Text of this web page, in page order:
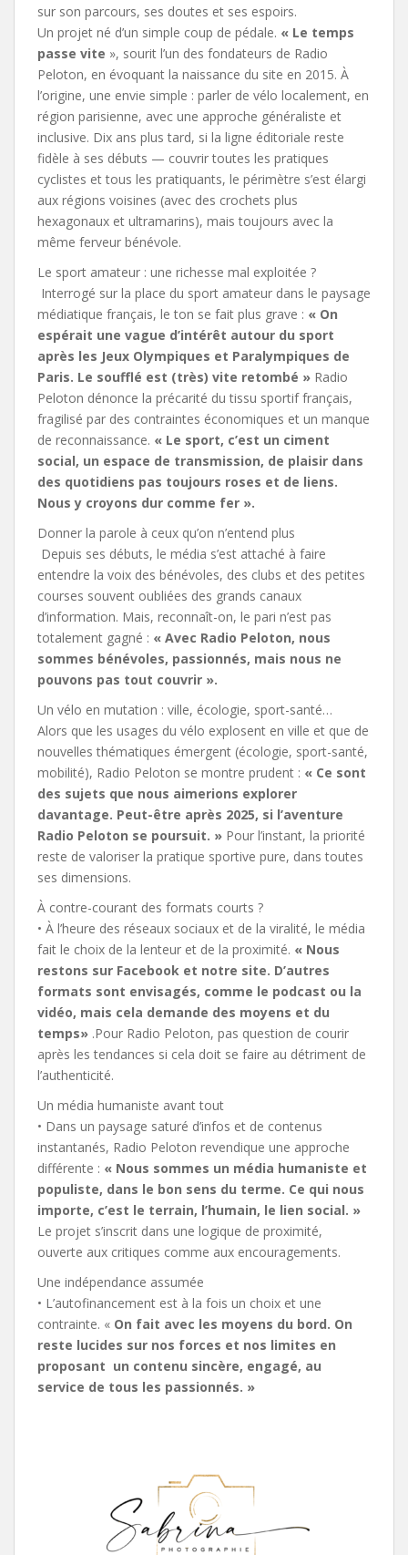
sur son parcours, ses doutes et ses espoirs.
Un projet né d’un simple coup de pédale. « Le temps
passe vite », sourit l’un des fondateurs de Radio
Peloton, en évoquant la naissance du site en 2015. À
l’origine, une envie simple : parler de vélo localement, en
région parisienne, avec une approche généraliste et
inclusive. Dix ans plus tard, si la ligne éditoriale reste
fidèle à ses débuts — couvrir toutes les pratiques
cyclistes et tous les pratiquants, le périmètre s’est élargi
aux régions voisines (avec des crochets plus
hexagonaux et ultramarins), mais toujours avec la
même ferveur bénévole.
Le sport amateur : une richesse mal exploitée ?
Interrogé sur la place du sport amateur dans le paysage
médiatique français, le ton se fait plus grave : « On
espérait une vague d’intérêt autour du sport
après les Jeux Olympiques et Paralympiques de
Paris. Le soufflé est (très) vite retombé » Radio
Peloton dénonce la précarité du tissu sportif français,
fragilisé par des contraintes économiques et un manque
de reconnaissance. « Le sport, c’est un ciment
social, un espace de transmission, de plaisir dans
des quotidiens pas toujours roses et de liens.
Nous y croyons dur comme fer ».
Donner la parole à ceux qu’on n’entend plus
Depuis ses débuts, le média s’est attaché à faire
entendre la voix des bénévoles, des clubs et des petites
courses souvent oubliées des grands canaux
d’information. Mais, reconnaît-on, le pari n’est pas
totalement gagné : « Avec Radio Peloton, nous
sommes bénévoles, passionnés, mais nous ne
pouvons pas tout couvrir ».
Un vélo en mutation : ville, écologie, sport-santé…
Alors que les usages du vélo explosent en ville et que de
nouvelles thématiques émergent (écologie, sport-santé,
mobilité), Radio Peloton se montre prudent : « Ce sont
des sujets que nous aimerions explorer
davantage. Peut-être après 2025, si l’aventure
Radio Peloton se poursuit. » Pour l’instant, la priorité
reste de valoriser la pratique sportive pure, dans toutes
ses dimensions.
À contre-courant des formats courts ?
• À l’heure des réseaux sociaux et de la viralité, le média
fait le choix de la lenteur et de la proximité. « Nous
restons sur Facebook et notre site. D’autres
formats sont envisagés, comme le podcast ou la
vidéo, mais cela demande des moyens et du
temps» .Pour Radio Peloton, pas question de courir
après les tendances si cela doit se faire au détriment de
l’authenticité.
Un média humaniste avant tout
• Dans un paysage saturé d’infos et de contenus
instantanés, Radio Peloton revendique une approche
différente : « Nous sommes un média humaniste et
populiste, dans le bon sens du terme. Ce qui nous
importe, c’est le terrain, l’humain, le lien social. »
Le projet s’inscrit dans une logique de proximité,
ouverte aux critiques comme aux encouragements.
Une indépendance assumée
• L’autofinancement est à la fois un choix et une
contrainte. « On fait avec les moyens du bord. On
reste lucides sur nos forces et nos limites en
proposant un contenu sincère, engagé, au
service de tous les passionnés. »